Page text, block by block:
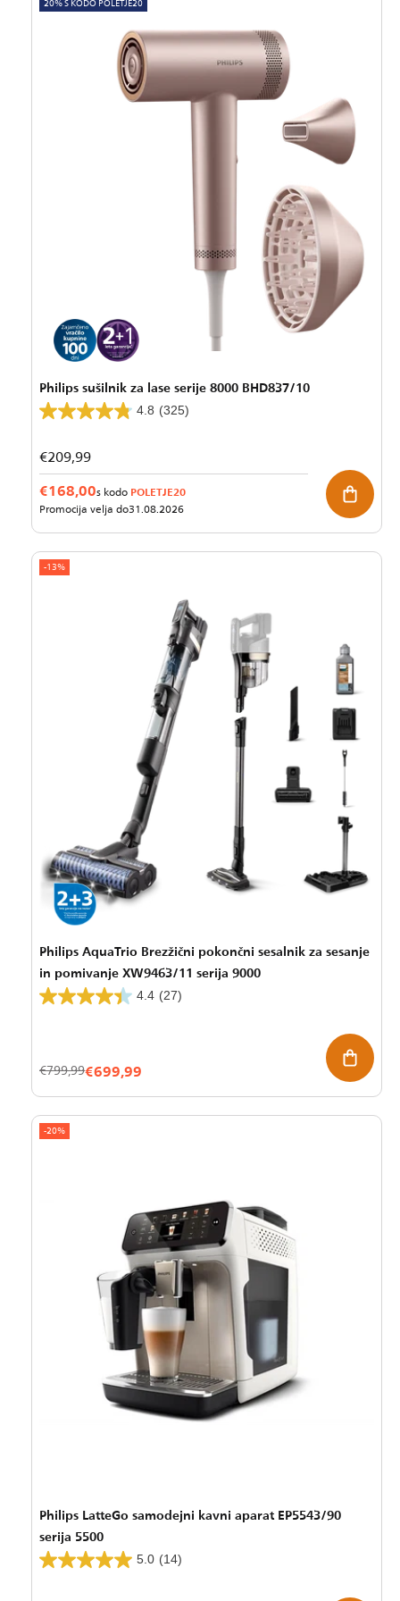
20% S KODO POLETJE20
Philips sušilnik za lase serije 8000 BHD837/10
4.8 (325)
Redna
cena
€209,99
€168,00s kodoPOLETJE20
Promocija velja do31.08.2026
-13%
Philips AquaTrio Brezžični pokončni sesalnik za sesanje
in pomivanje XW9463/11 serija 9000
4.4 (27)
€699,99
€799,99
-20%
Philips LatteGo samodejni kavni aparat EP5543/90
serija 5500
5.0 (14)